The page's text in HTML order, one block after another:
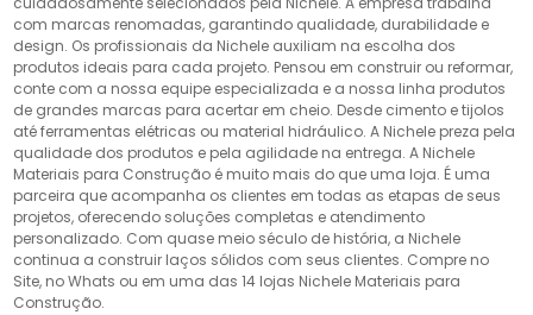
com marcas renomadas, garantindo qualidade, durabilidade e
design. Os profissionais da Nichele auxiliam na escolha dos
produtos ideais para cada projeto. Pensou em construir ou reformar,
conte com a nossa equipe especializada e a nossa linha produtos
de grandes marcas para acertar em cheio. Desde cimento e tijolos
até ferramentas elétricas ou material hidráulico. A Nichele preza pela
qualidade dos produtos e pela agilidade na entrega. A Nichele
Materiais para Construção é muito mais do que uma loja. É uma
parceira que acompanha os clientes em todas as etapas de seus
projetos, oferecendo soluções completas e atendimento
personalizado. Com quase meio século de história, a Nichele
continua a construir laços sólidos com seus clientes. Compre no
Site, no Whats ou em uma das 14 lojas Nichele Materiais para
Construção.